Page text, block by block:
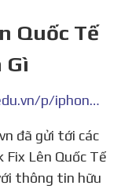
Quốc Tế
Gì
https://trungtamtiengnhat.edu.vn/p/iphone-lock-fix-len-quoc-te-la-gi-iphone-lock-la-gi.p1079392.html
Lên Quốc Tế
thông tin hữu